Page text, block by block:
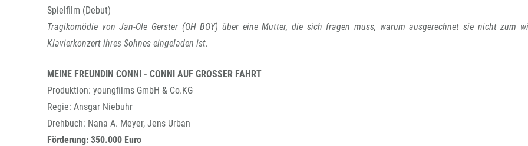
Spielfilm (Debut)
Tragikomödie von Jan-Ole Gerster (OH BOY) über eine Mutter, die sich fragen muss, warum ausgerechnet sie nicht zum
Klavierkonzert ihres Sohnes eingeladen ist.
MEINE FREUNDIN CONNI - CONNI AUF GROSSER FAHRT
Produktion: youngfilms GmbH & Co.KG
Regie: Ansgar Niebuhr
Drehbuch: Nana A. Meyer, Jens Urban
Förderung: 350.000 Euro